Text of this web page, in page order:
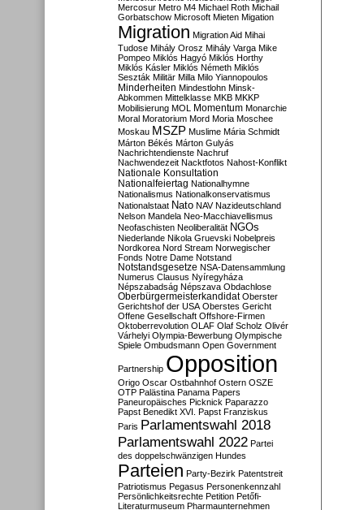
Mercosur Metro M4 Michael Roth Michail
Gorbatschow Microsoft Mieten Migation
Migration Migration Aid Mihai
Tudose Mihály Orosz Mihály Varga Mike
Pompeo Miklós Hagyó Miklós Horthy
Miklós Kásler Miklós Németh Miklós
Seszták Militär Milla Milo Yiannopoulos
Minderheiten Mindestlohn Minsk-
Abkommen Mittelklasse MKB MKKP
Mobilisierung MOL Momentum Monarchie
Moral Moratorium Mord Moria Moschee
Moskau MSZP Muslime Mária Schmidt
Márton Békés Márton Gulyás
Nachrichtendienste Nachruf
Nachwendezeit Nacktfotos Nahost-Konflikt
Nationale Konsultation
Nationalfeiertag Nationalhymne
Nationalismus Nationalkonservatismus
Nationalstaat Nato NAV Nazideutschland
Nelson Mandela Neo-Macchiavellismus
Neofaschisten Neoliberalität NGOs
Niederlande Nikola Gruevski Nobelpreis
Nordkorea Nord Stream Norwegischer
Fonds Notre Dame Notstand
Notstandsgesetze NSA-Datensammlung
Numerus Clausus Nyíregyháza
Népszabadság Népszava Obdachlose
Oberbürgermeisterkandidat Oberster
Gerichtshof der USA Oberstes Gericht
Offene Gesellschaft Offshore-Firmen
Oktoberrevolution OLAF Olaf Scholz Olivér
Várhelyi Olympia-Bewerbung Olympische
Spiele Ombudsmann Open Government
Partnership Opposition
Origo Oscar Ostbahnhof Ostern OSZE
OTP Palästina Panama Papers
Paneuropäisches Picknick Paparazzo
Papst Benedikt XVI. Papst Franziskus
Paris Parlamentswahl 2018
Parlamentswahl 2022 Partei
des doppelschwänzigen Hundes
Parteien Party-Bezirk Patentstreit
Patriotismus Pegasus Personenkennzahl
Persönlichkeitsrechte Petition Petőfi-
Literaturmuseum Pharmaunternehmen